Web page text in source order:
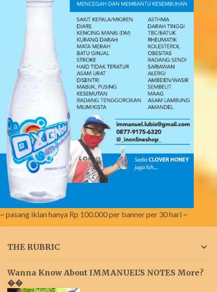
~ pasang iklan hanya Rp 100.000 per banner per 30 hari ~
THE RUBRIC
Wanna Know About IMMANUEL'S NOTES More?
��